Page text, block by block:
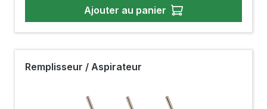
Ajouter au panier
Remplisseur / Aspirateur